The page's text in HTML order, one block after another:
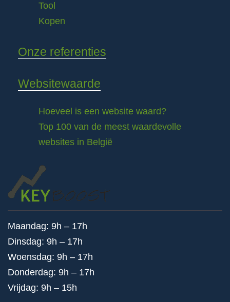
Tool
Kopen
Onze referenties
Websitewaarde
Hoeveel is een website waard?
Top 100 van de meest waardevolle
websites in België
Maandag: 9h – 17h
Dinsdag: 9h – 17h
Woensdag: 9h – 17h
Donderdag: 9h – 17h
Vrijdag: 9h – 15h